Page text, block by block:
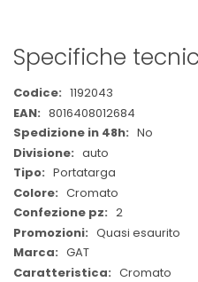
Specifiche
Maggiori
Informazioni
1192043
8016408012684
No
auto
Portatarga
Cromato
2
Quasi esaurito
GAT
Cromato